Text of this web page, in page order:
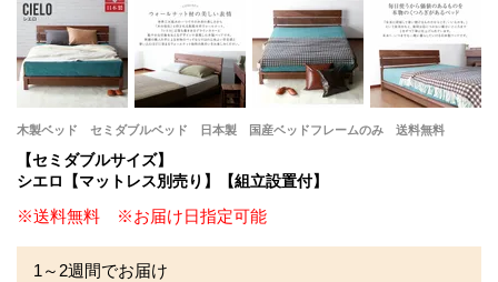
木製ベッド セミダブルベッド 日本製 国産ベッドフレームのみ 送料無料
【セミダブルサイズ】
シエロ【マットレス別売り】【組立設置付】
※送料無料 ※お届け日指定可能
1～2週間でお届け